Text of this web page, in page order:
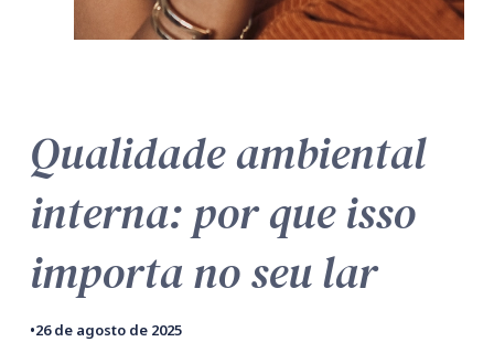
Qualidade ambiental
interna: por que isso
importa no seu lar
•26 de agosto de 2025